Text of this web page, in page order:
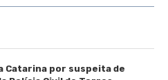
Catarina por suspeita de